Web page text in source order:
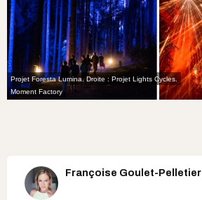
Projet Foresta Lumina. Droite : Projet Lights Cycles.
Moment Factory
Françoise Goulet-Pelletier